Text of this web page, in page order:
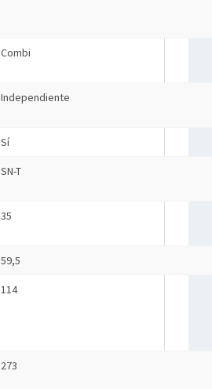
Combi
Independiente
Sí
SN-T
35
59,5
114
273